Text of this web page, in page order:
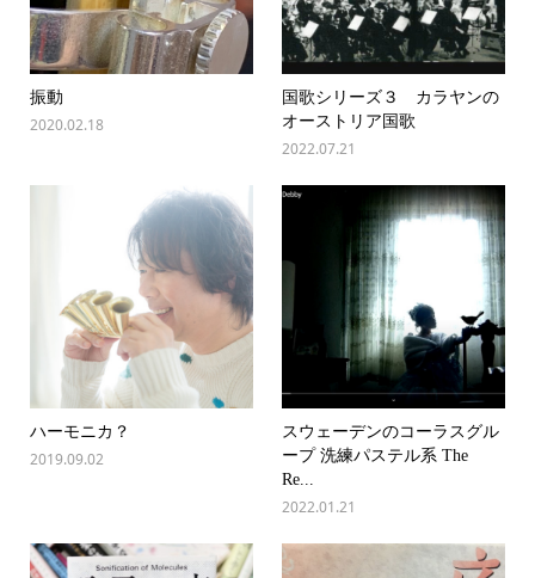
振動
2020.02.18
国歌シリーズ３ カラヤンの
オーストリア国歌
2022.07.21
ハーモニカ？
2019.09.02
スウェーデンのコーラスグル
ープ 洗練パステル系 The
Re...
2022.01.21